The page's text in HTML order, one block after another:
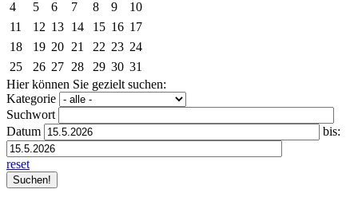
4
5 6 7 8 9
10
11
12 13 14 15 16 17
18
19 20 21 22 23 24
25
26 27 28 29 30 31
Hier können Sie gezielt suchen:
Kategorie
Suchwort
Datum
bis:
reset